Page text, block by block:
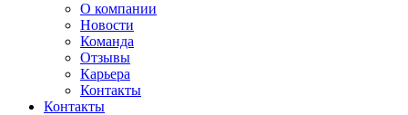
О компании
Новости
Команда
Отзывы
Карьера
Контакты
Контакты